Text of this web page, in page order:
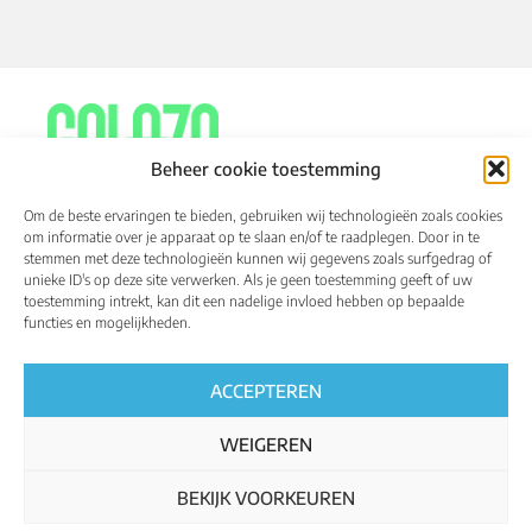
Beheer cookie toestemming
Om de beste ervaringen te bieden, gebruiken wij technologieën zoals cookies
om informatie over je apparaat op te slaan en/of te raadplegen. Door in te
stemmen met deze technologieën kunnen wij gegevens zoals surfgedrag of
unieke ID's op deze site verwerken. Als je geen toestemming geeft of uw
toestemming intrekt, kan dit een nadelige invloed hebben op bepaalde
functies en mogelijkheden.
ACCEPTEREN
WEIGEREN
BEKIJK VOORKEUREN
À propos de Calendrier Résultats